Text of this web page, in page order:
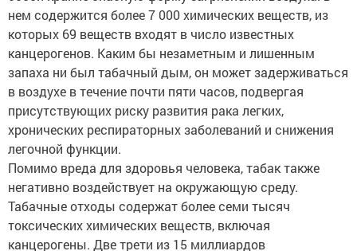
нем содержится более 7 000 химических веществ, из
которых 69 веществ входят в число известных
канцерогенов. Каким бы незаметным и лишенным
запаха ни был табачный дым, он может задерживаться
в воздухе в течение почти пяти часов, подвергая
присутствующих риску развития рака легких,
хронических респираторных заболеваний и снижения
легочной функции.
Помимо вреда для здоровья человека, табак также
негативно воздействует на окружающую среду.
Табачные отходы содержат более семи тысяч
токсических химических веществ, включая
канцерогены. Две трети из 15 миллиардов